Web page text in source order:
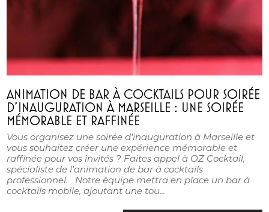
ANIMATION DE BAR À COCKTAILS POUR SOIRÉE
D'INAUGURATION À MARSEILLE : UNE SOIRÉE
MÉMORABLE ET RAFFINÉE
Vous organisez une soirée d'inauguration à Marseille et
vous souhaitez créer une expérience mémorable et
raffinée pour vos invités ? Faites appel à OZ Cocktail,
spécialiste de l'animation de bar à cocktails
professionnel. Notre équipe mettra en place un bar à
cocktails mobile, ajoutant une tou...